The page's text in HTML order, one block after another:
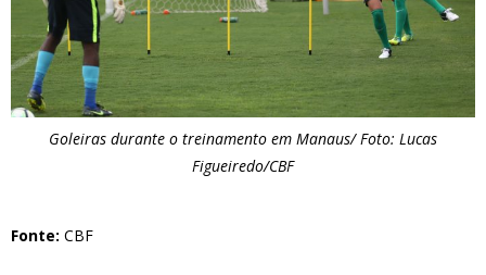
Goleiras durante o treinamento em Manaus/ Foto: Lucas
Figueiredo/CBF
Fonte: CBF